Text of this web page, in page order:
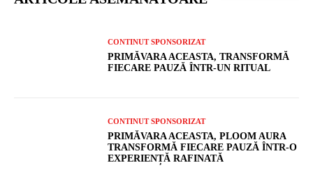
CONTINUT SPONSORIZAT
PRIMĂVARA ACEASTA, TRANSFORMĂ
FIECARE PAUZĂ ÎNTR-UN RITUAL
CONTINUT SPONSORIZAT
PRIMĂVARA ACEASTA, PLOOM AURA
TRANSFORMĂ FIECARE PAUZĂ ÎNTR-O
EXPERIENȚĂ RAFINATĂ